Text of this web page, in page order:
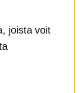
joista voit